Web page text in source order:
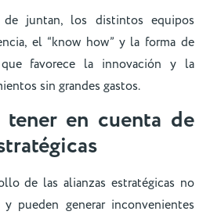
de juntan, los distintos equipos
el “know how” y la forma de
favorece la innovación y la
sin grandes gastos.
tener en cuenta de
de las alianzas estratégicas no
pueden generar inconvenientes